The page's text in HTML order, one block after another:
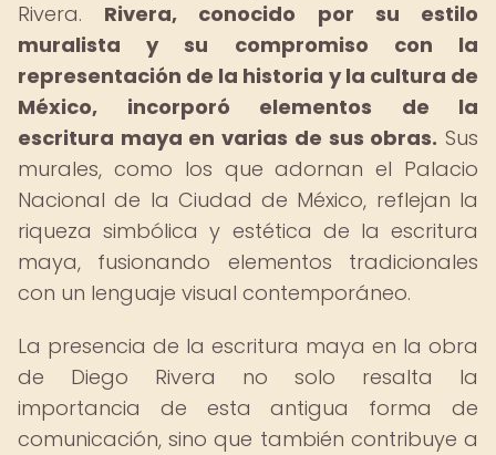
Rivera. Rivera, conocido por su estilo
muralista y su compromiso con la
representación de la historia y la cultura de
México, incorporó elementos de la
escritura maya en varias de sus obras. Sus
murales, como los que adornan el Palacio
Nacional de la Ciudad de México, reflejan la
riqueza simbólica y estética de la escritura
maya, fusionando elementos tradicionales
con un lenguaje visual contemporáneo.
La presencia de la escritura maya en la obra
de Diego Rivera no solo resalta la
importancia de esta antigua forma de
comunicación, sino que también contribuye a